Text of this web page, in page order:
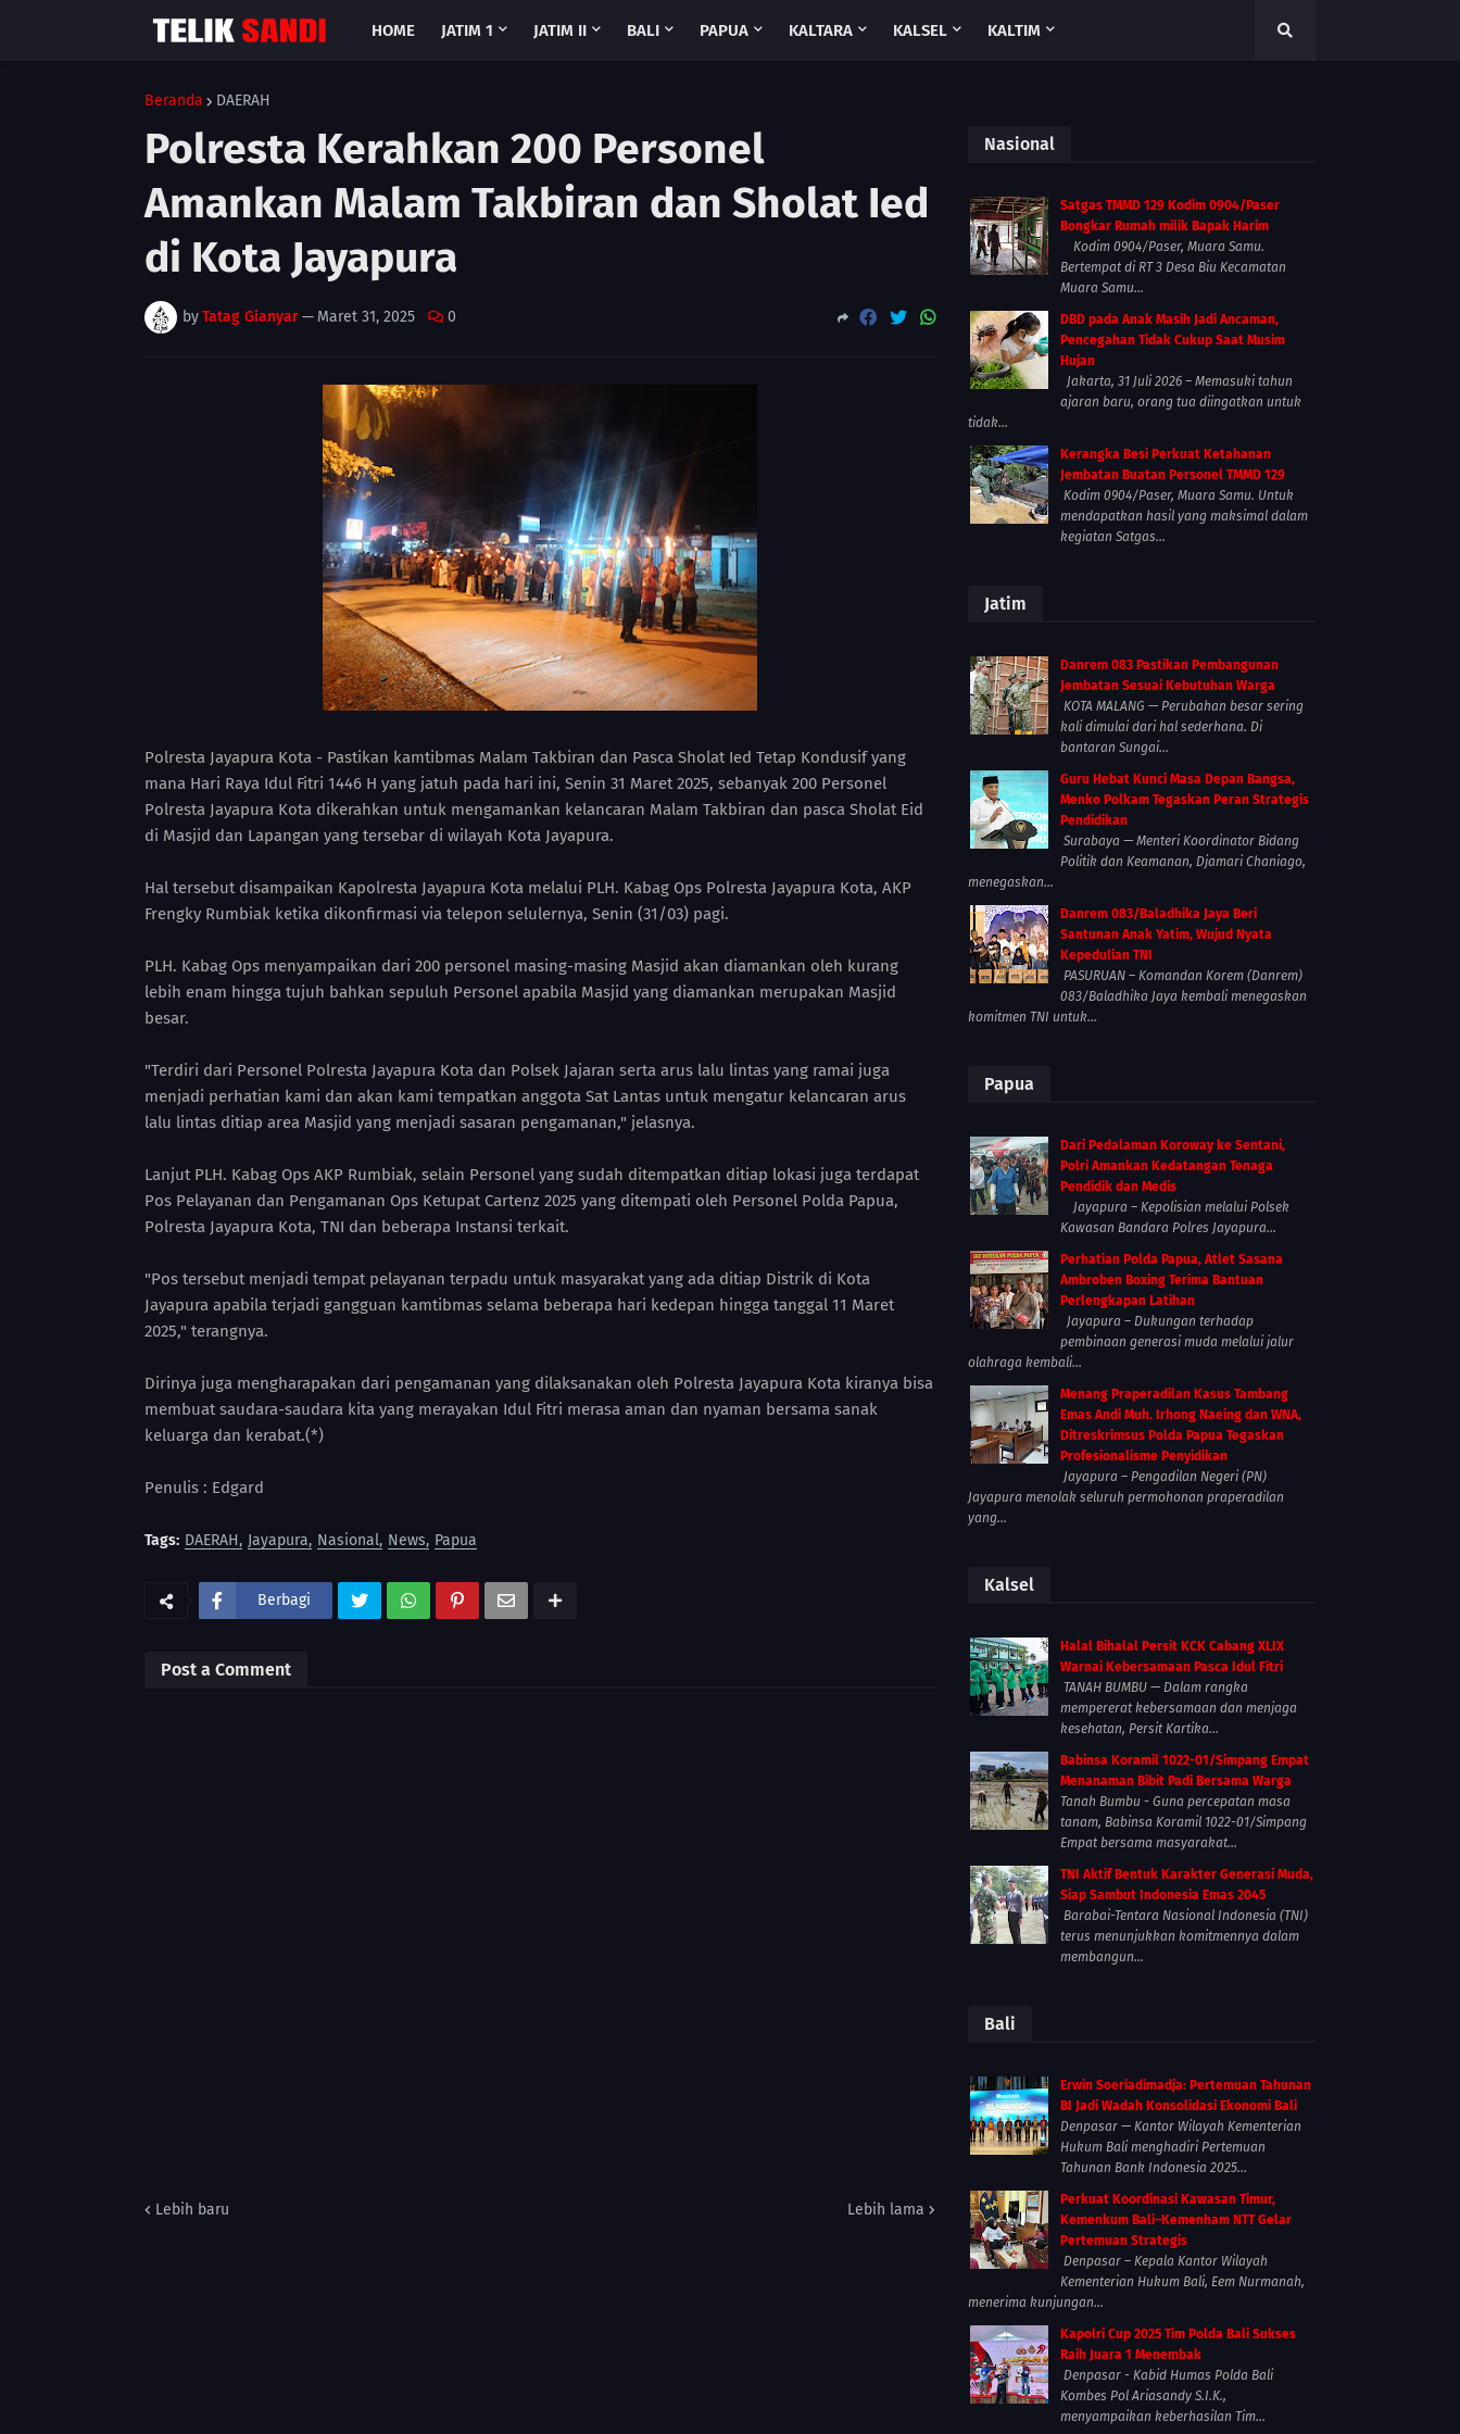
HOME JATIM 1 JATIM II BALI PAPUA KALTARA KALSEL KALTIM
Beranda DAERAH
Polresta Kerahkan 200 Personel
Amankan Malam Takbiran dan Sholat Ied
di Kota Jayapura
byTatag Gianyar— Maret 31, 2025 0
Polresta Jayapura Kota - Pastikan kamtibmas Malam Takbiran dan Pasca Sholat Ied Tetap Kondusif yang
mana Hari Raya Idul Fitri 1446 H yang jatuh pada hari ini, Senin 31 Maret 2025, sebanyak 200 Personel
Polresta Jayapura Kota dikerahkan untuk mengamankan kelancaran Malam Takbiran dan pasca Sholat Eid
di Masjid dan Lapangan yang tersebar di wilayah Kota Jayapura.
Hal tersebut disampaikan Kapolresta Jayapura Kota melalui PLH. Kabag Ops Polresta Jayapura Kota, AKP
Frengky Rumbiak ketika dikonfirmasi via telepon selulernya, Senin (31/03) pagi.
PLH. Kabag Ops menyampaikan dari 200 personel masing-masing Masjid akan diamankan oleh kurang
lebih enam hingga tujuh bahkan sepuluh Personel apabila Masjid yang diamankan merupakan Masjid
besar.
"Terdiri dari Personel Polresta Jayapura Kota dan Polsek Jajaran serta arus lalu lintas yang ramai juga
menjadi perhatian kami dan akan kami tempatkan anggota Sat Lantas untuk mengatur kelancaran arus
lalu lintas ditiap area Masjid yang menjadi sasaran pengamanan," jelasnya.
Lanjut PLH. Kabag Ops AKP Rumbiak, selain Personel yang sudah ditempatkan ditiap lokasi juga terdapat
Pos Pelayanan dan Pengamanan Ops Ketupat Cartenz 2025 yang ditempati oleh Personel Polda Papua,
Polresta Jayapura Kota, TNI dan beberapa Instansi terkait.
"Pos tersebut menjadi tempat pelayanan terpadu untuk masyarakat yang ada ditiap Distrik di Kota
Jayapura apabila terjadi gangguan kamtibmas selama beberapa hari kedepan hingga tanggal 11 Maret
2025," terangnya.
Dirinya juga mengharapakan dari pengamanan yang dilaksanakan oleh Polresta Jayapura Kota kiranya bisa
membuat saudara-saudara kita yang merayakan Idul Fitri merasa aman dan nyaman bersama sanak
keluarga dan kerabat.(*)
Penulis : Edgard
Tags: DAERAH Jayapura Nasional News Papua
Berbagi
Post a Comment
Lebih baru Lebih lama
Nasional
Satgas TMMD 129 Kodim 0904/Paser
Bongkar Rumah milik Bapak Harim
Kodim 0904/Paser, Muara Samu.
Bertempat di RT 3 Desa Biu Kecamatan
Muara Samu...
DBD pada Anak Masih Jadi Ancaman,
Pencegahan Tidak Cukup Saat Musim
Hujan
Jakarta, 31 Juli 2026 – Memasuki tahun
ajaran baru, orang tua diingatkan untuk
tidak...
Kerangka Besi Perkuat Ketahanan
Jembatan Buatan Personel TMMD 129
Kodim 0904/Paser, Muara Samu. Untuk
mendapatkan hasil yang maksimal dalam
kegiatan Satgas...
Jatim
Danrem 083 Pastikan Pembangunan
Jembatan Sesuai Kebutuhan Warga
KOTA MALANG — Perubahan besar sering
kali dimulai dari hal sederhana. Di
bantaran Sungai...
Guru Hebat Kunci Masa Depan Bangsa,
Menko Polkam Tegaskan Peran Strategis
Pendidikan
Surabaya — Menteri Koordinator Bidang
Politik dan Keamanan, Djamari Chaniago,
menegaskan...
Danrem 083/Baladhika Jaya Beri
Santunan Anak Yatim, Wujud Nyata
Kepedulian TNI
PASURUAN – Komandan Korem (Danrem)
083/Baladhika Jaya kembali menegaskan
komitmen TNI untuk...
Papua
Dari Pedalaman Koroway ke Sentani,
Polri Amankan Kedatangan Tenaga
Pendidik dan Medis
Jayapura – Kepolisian melalui Polsek
Kawasan Bandara Polres Jayapura...
Perhatian Polda Papua, Atlet Sasana
Ambroben Boxing Terima Bantuan
Perlengkapan Latihan
Jayapura – Dukungan terhadap
pembinaan generasi muda melalui jalur
olahraga kembali...
Menang Praperadilan Kasus Tambang
Emas Andi Muh. Irhong Naeing dan WNA,
Ditreskrimsus Polda Papua Tegaskan
Profesionalisme Penyidikan
Jayapura – Pengadilan Negeri (PN)
Jayapura menolak seluruh permohonan praperadilan
yang...
Kalsel
Halal Bihalal Persit KCK Cabang XLIX
Warnai Kebersamaan Pasca Idul Fitri
TANAH BUMBU — Dalam rangka
mempererat kebersamaan dan menjaga
kesehatan, Persit Kartika...
Babinsa Koramil 1022-01/Simpang Empat
Menanaman Bibit Padi Bersama Warga
Tanah Bumbu - Guna percepatan masa
tanam, Babinsa Koramil 1022-01/Simpang
Empat bersama masyarakat...
TNI Aktif Bentuk Karakter Generasi Muda,
Siap Sambut Indonesia Emas 2045
Barabai-Tentara Nasional Indonesia (TNI)
terus menunjukkan komitmennya dalam
membangun...
Bali
Erwin Soeriadimadja: Pertemuan Tahunan
BI Jadi Wadah Konsolidasi Ekonomi Bali
Denpasar — Kantor Wilayah Kementerian
Hukum Bali menghadiri Pertemuan
Tahunan Bank Indonesia 2025...
Perkuat Koordinasi Kawasan Timur,
Kemenkum Bali–Kemenham NTT Gelar
Pertemuan Strategis
Denpasar – Kepala Kantor Wilayah
Kementerian Hukum Bali, Eem Nurmanah,
menerima kunjungan...
Kapolri Cup 2025 Tim Polda Bali Sukses
Raih Juara 1 Menembak
Denpasar - Kabid Humas Polda Bali
Kombes Pol Ariasandy S.I.K.,
menyampaikan keberhasilan Tim...